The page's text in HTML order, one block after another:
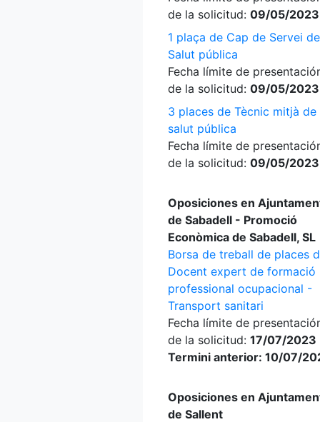
de la solicitud: 09/05/2023
1 plaça de Cap de Servei de
Salut pública
Fecha límite de
de la solicitud: 09/05/2023
3 places de Tècnic mitjà de
salut pública
Fecha límite de
de la solicitud: 09/05/2023
Oposiciones en
de Sabadell - Promoció
Econòmica de Sabadell, SL
Borsa de treball de places
Docent expert de formació
professional ocupacional -
Transport sanitari
Fecha límite de
de la solicitud: 17/07/2023
Termini anterior: 10/07/
Oposiciones en
de Sallent